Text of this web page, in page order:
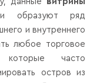
образуют ряд
и внутреннего
любое торговое
которые часто
остров из